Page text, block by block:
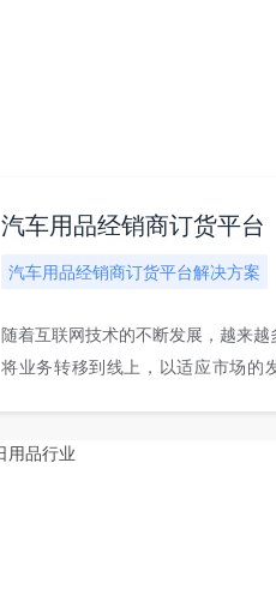
汽车用品经销商订货平台
汽车用品经销商订货平台解决方案
随着互联网技术的不断发展，越来
将业务转移到线上，以适应市场的